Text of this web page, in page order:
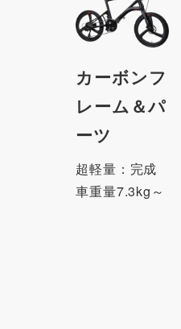
カーボンフ
レーム＆パ
ーツ
超軽量：完成
車重量7.3kg～